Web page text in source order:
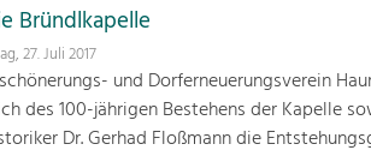
Bründlkapelle
27. Juli 2017
und Dorferneuerungsverein
des 100-jährigen Bestehens der Kapelle
Dr. Gerhad Floßmann die